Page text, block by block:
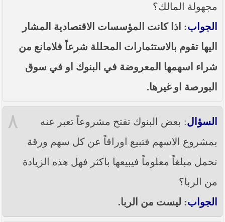
مجهولة المالك؟
الجواب: اذا كانت المؤسسات الاقتصادية المشار
اليها تقوم بالاستثمارات المحللة شرعاً فلامانع من
شراء اسهمها المعروضة في البنوك او في سوق
البورصة او غيرها.
٨ السؤال: بعض البنوك تفتح مشروعاً تعبر عنه
بمشروع الاسهم فتبيع اوراقاً عن كل سهم ورقة
تحمل مبلغاً معلوماً فيبيعها باكثر فهل هذه الزيادة
من الربا؟
الجواب: ليست من الربا.